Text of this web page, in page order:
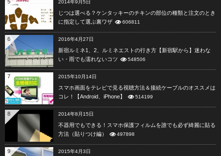
5 2014年9月5日
じつは選べる？ケンタッキーのチキンの部位の種類と注文のとき
に指定して選ぶ裏ワザ
606811
6 2016年4月27日
新宿ルミネ1、2、ルミネエストの行き方【新宿駅から】迷わな
い・雨でも濡れないコツ
548506
7 2015年10月14日
スマホ画面をテレビで見る視聴方法＆接続ケーブルのオススメは
コレ！【Android、iPhone】
514199
8 2014年8月15日
不器用でもできる！スマホ保護フィルムを誰でも必ず綺麗に貼る
方法（貼りつけ編）
497898
9 2015年4月3日